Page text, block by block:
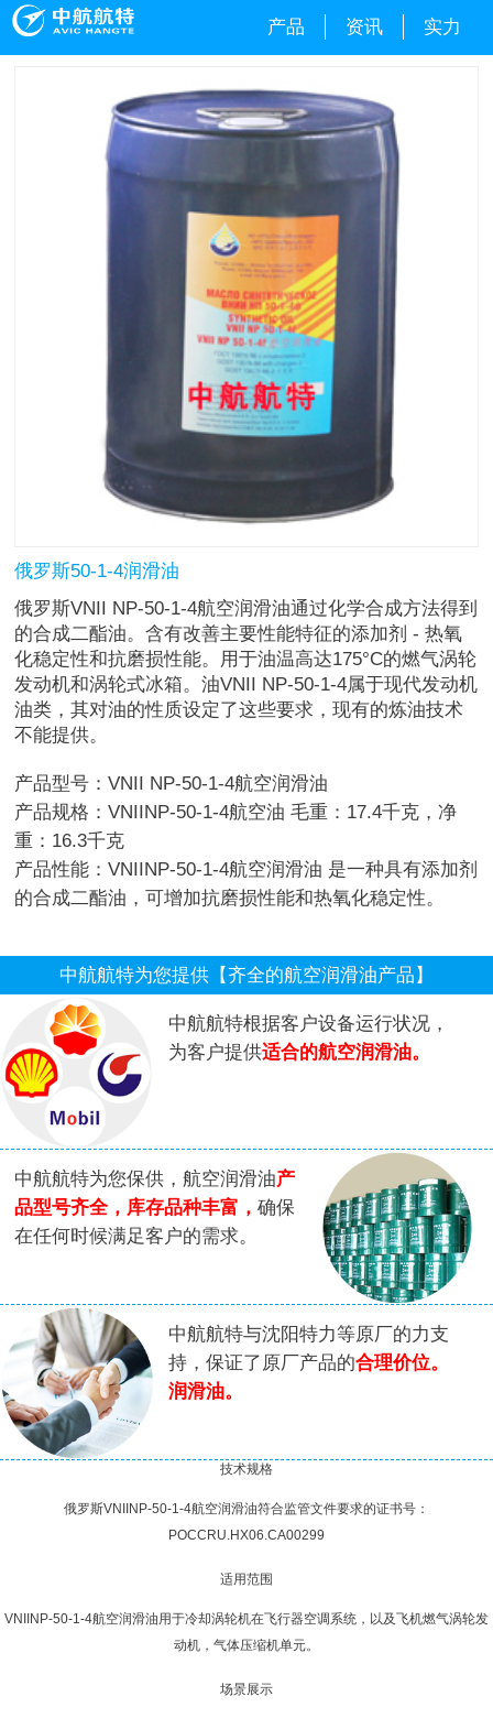
产品 资讯 实力
俄罗斯50-1-4润滑油
俄罗斯VNII NP-50-1-4航空润滑油通过化学合成方法得到
的合成二酯油。含有改善主要性能特征的添加剂 - 热氧
化稳定性和抗磨损性能。用于油温高达175°C的燃气涡轮
发动机和涡轮式冰箱。油VNII NP-50-1-4属于现代发动机
油类，其对油的性质设定了这些要求，现有的炼油技术
不能提供。
产品型号：VNII NP-50-1-4航空润滑油
产品规格：VNIINP-50-1-4航空油 毛重：17.4千克，净
重：16.3千克
产品性能：VNIINP-50-1-4航空润滑油 是一种具有添加剂
的合成二酯油，可增加抗磨损性能和热氧化稳定性。
中航航特为您提供【齐全的航空润滑油产品】
中航航特根据客户设备运行状况，
为客户提供适合的航空润滑油。
中航航特为您保供，航空润滑油产
品型号齐全，库存品种丰富，确保
在任何时候满足客户的需求。
中航航特与沈阳特力等原厂的力支
持，保证了原厂产品的合理价位。
润滑油。
技术规格
俄罗斯VNIINP-50-1-4航空润滑油符合监管文件要求的证书号：
РОССRU.НХ06.CA00299
适用范围
VNIINP-50-1-4航空润滑油用于冷却涡轮机在飞行器空调系统，以及飞机燃气涡轮发
动机，气体压缩机单元。
场景展示